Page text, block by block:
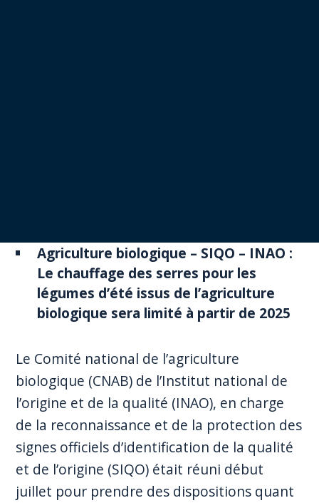
Agriculture biologique – SIQO – INAO :
Le chauffage des serres pour les
légumes d’été issus de l’agriculture
biologique sera limité à partir de 2025
Le Comité national de l’agriculture
biologique (CNAB) de l’Institut national de
l’origine et de la qualité (INAO), en charge
de la reconnaissance et de la protection des
signes officiels d’identification de la qualité
et de l’origine (SIQO) était réuni début
juillet pour prendre des dispositions quant